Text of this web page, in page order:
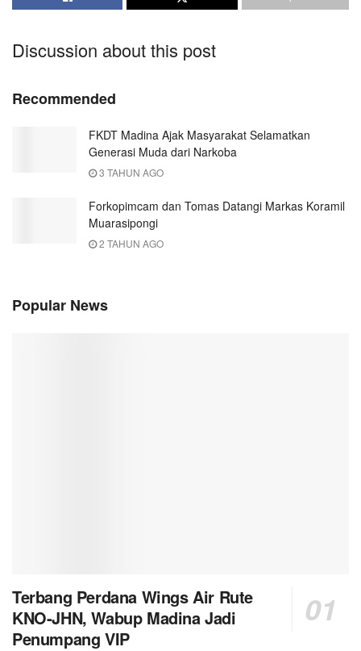
Discussion about this post
Recommended
FKDT Madina Ajak Masyarakat Selamatkan
Generasi Muda dari Narkoba
3 TAHUN AGO
Forkopimcam dan Tomas Datangi Markas Koramil
Muarasipongi
2 TAHUN AGO
Popular News
Terbang Perdana Wings Air Rute
KNO-JHN, Wabup Madina Jadi
Penumpang VIP